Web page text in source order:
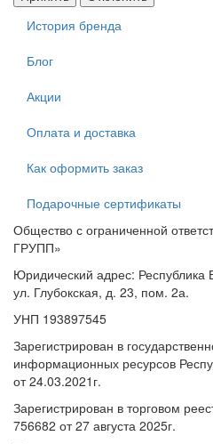
Меню
подвале
История бренда
Блог
Акции
Оплата и доставка
Как оформить заказ
Подарочные сертификаты
Общество с ограниченной
ГРУПП»
Юридический адрес: Республика
ул. Глубокская, д. 23, пом. 2а.
УНП 193897545
Зарегистрирован в
информационных ресурсов
от 24.03.2021г.
Зарегистрирован в торговом
756682 от 27 августа 2025г.